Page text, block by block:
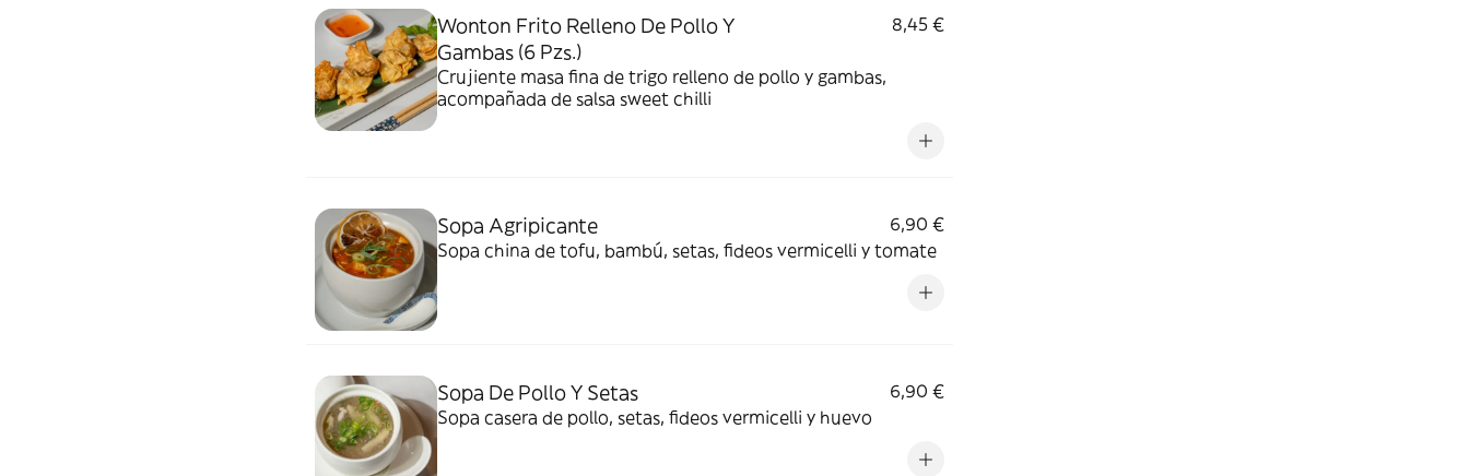
Wonton Frito Relleno De Pollo Y
Gambas (6 Pzs.)
8,45 €
Crujiente masa fina de trigo relleno de pollo y gambas,
acompañada de salsa sweet chilli
Sopa Agripicante
6,90 €
Sopa china de tofu, bambú, setas, fideos vermicelli y tomate
Sopa De Pollo Y Setas
6,90 €
Sopa casera de pollo, setas, fideos vermicelli y huevo